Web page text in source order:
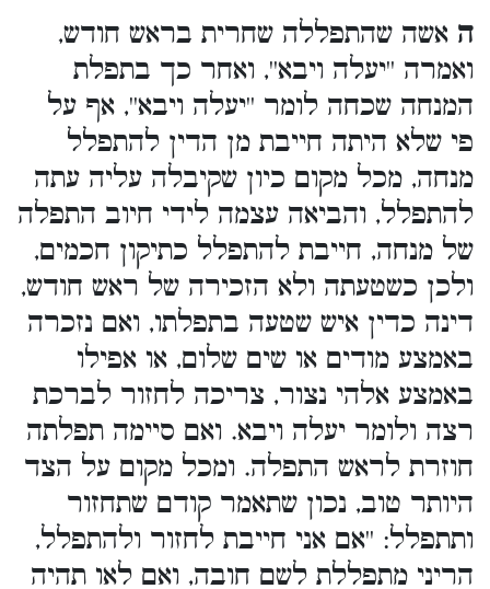
ה אשה שהתפללה שחרית בראש חודש,
ואמרה ''יעלה ויבא'', ואחר כך בתפלת
המנחה שכחה לומר ''יעלה ויבא'', אף על
פי שלא היתה חייבת מן הדין להתפלל
מנחה, מכל מקום כיון שקיבלה עליה עתה
להתפלל, והביאה עצמה לידי חיוב התפלה
של מנחה, חייבת להתפלל כתיקון חכמים,
ולכן כשטעתה ולא הזכירה של ראש חודש,
דינה כדין איש שטעה בתפלתו, ואם נזכרה
באמצע מודים או שים שלום, או אפילו
באמצע אלהי נצור, צריכה לחזור לברכת
רצה ולומר יעלה ויבא. ואם סיימה תפלתה
חוזרת לראש התפלה. ומכל מקום על הצד
היותר טוב, נכון שתאמר קודם שתחזור
ותתפלל: ''אם אני חייבת לחזור ולהתפלל,
הריני מתפללת לשם חובה, ואם לאו תהיה